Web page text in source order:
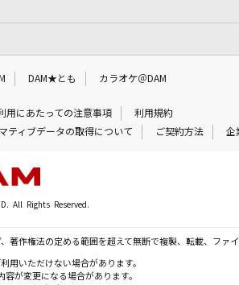
DAM★とも カラオケ＠DAM
用にあたっての注意事項
利用規約
ティブデータの取得について ご契約方法 企
All Rights Reserved.
作権法の定める範囲を超えて無断で複製、転載、ファイ
用いただけない場合があります。
が変更になる場合があります。